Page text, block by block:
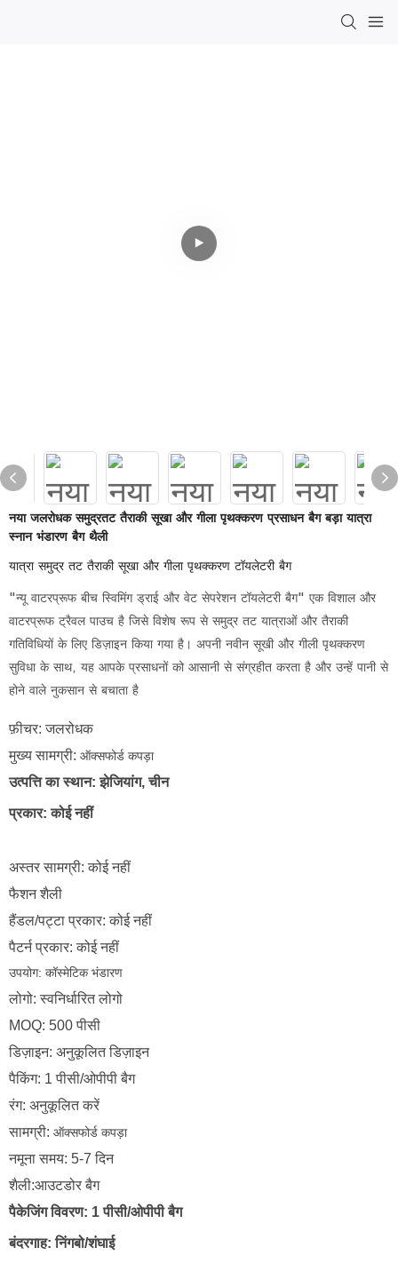
नया जलरोधक समुद्रतट तैराकी सूखा और गीला पृथक्करण प्रसाधन बैग बड़ा यात्रा
स्नान भंडारण बैग थैली
यात्रा समुद्र तट तैराकी सूखा और गीला पृथक्करण टॉयलेटरी बैग
"न्यू वाटरप्रूफ बीच स्विमिंग ड्राई और वेट सेपरेशन टॉयलेटरी बैग" एक विशाल और
वाटरप्रूफ ट्रैवल पाउच है जिसे विशेष रूप से समुद्र तट यात्राओं और तैराकी
गतिविधियों के लिए डिज़ाइन किया गया है। अपनी नवीन सूखी और गीली पृथक्करण
सुविधा के साथ, यह आपके प्रसाधनों को आसानी से संग्रहीत करता है और उन्हें पानी से
होने वाले नुकसान से बचाता है
फ़ीचर: जलरोधक
मुख्य सामग्री: ऑक्सफोर्ड कपड़ा
उत्पत्ति का स्थान: झेजियांग, चीन
प्रकार: कोई नहीं
अस्तर सामग्री: कोई नहीं
फैशन शैली
हैंडल/पट्टा प्रकार: कोई नहीं
पैटर्न प्रकार: कोई नहीं
उपयोग: कॉस्मेटिक भंडारण
लोगो: स्वनिर्धारित लोगो
MOQ: 500 पीसी
डिज़ाइन: अनुकूलित डिज़ाइन
पैकिंग: 1 पीसी/ओपीपी बैग
रंग: अनुकूलित करें
सामग्री: ऑक्सफोर्ड कपड़ा
नमूना समय: 5-7 दिन
शैली:आउटडोर बैग
पैकेजिंग विवरण: 1 पीसी/ओपीपी बैग
बंदरगाह: निंगबो/शंघाई